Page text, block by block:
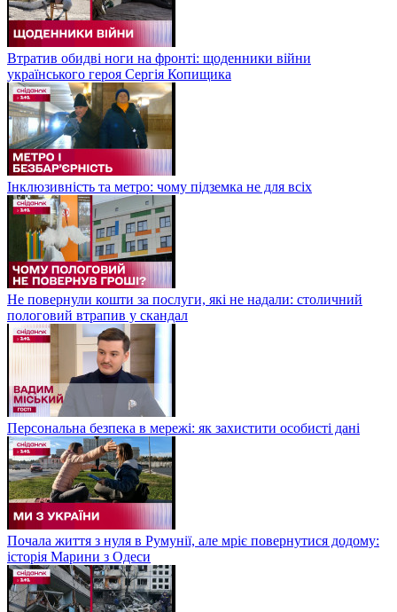
Втратив обидві ноги на фронті: щоденники війни
українського героя Сергія Копищика
Інклюзивність та метро: чому підземка не для всіх
Не повернули кошти за послуги, які не надали: столичний
пологовий втрапив у скандал
Персональна безпека в мережі: як захистити особисті дані
Почала життя з нуля в Румунії, але мріє повернутися додому:
історія Марини з Одеси